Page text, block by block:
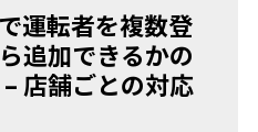
運転者を複数登
追加できるかの
店舗ごとの対応